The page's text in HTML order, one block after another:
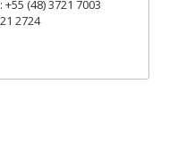
(48) 3721 7003
2724